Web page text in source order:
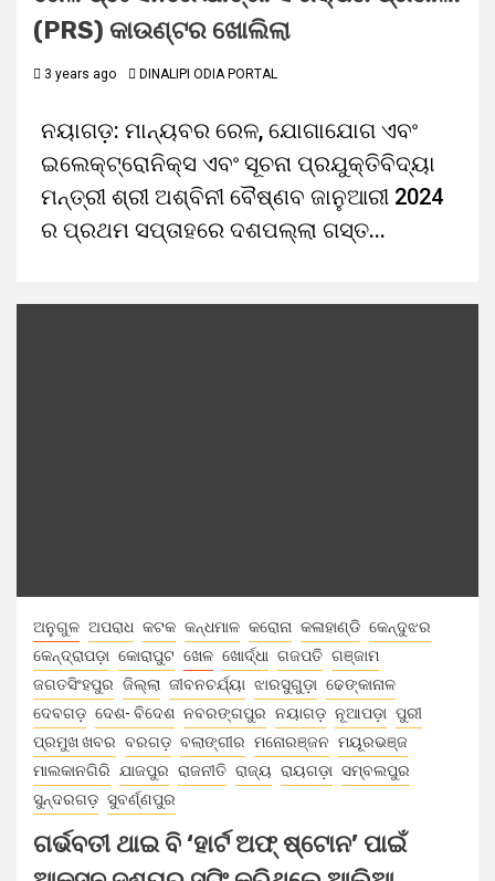
(PRS) କାଉଣ୍ଟର ଖୋଲିଲା
3 years ago DINALIPI ODIA PORTAL
ନୟାଗଡ଼: ମାନ୍ୟବର ରେଳ, ଯୋଗାଯୋଗ ଏବଂ
ଇଲେକ୍ଟ୍ରୋନିକ୍ସ ଏବଂ ସୂଚନା ପ୍ରଯୁକ୍ତିବିଦ୍ୟା
ମନ୍ତ୍ରୀ ଶ୍ରୀ ଅଶ୍ବିନୀ ବୈଷ୍ଣବ ଜାନୁଆରୀ 2024
ର ପ୍ରଥମ ସପ୍ତାହରେ ଦଶପଲ୍ଲା ଗସ୍ତ...
ଅନୁଗୁଳ ଅପରାଧ କଟକ କନ୍ଧମାଳ କରୋନା କଳାହାଣ୍ଡି କେନ୍ଦୁଝର
କେନ୍ଦ୍ରାପଡ଼ା କୋରାପୁଟ ଖେଳ ଖୋର୍ଦ୍ଧା ଗଜପତି ଗଞ୍ଜାମ
ଜଗତସିଂହପୁର ଜିଲ୍ଲା ଜୀବନଚର୍ଯ୍ୟା ଝାରସୁଗୁଡ଼ା ଢେଙ୍କାନାଳ
ଦେବଗଡ଼ ଦେଶ- ବିଦେଶ ନବରଙ୍ଗପୁର ନୟାଗଡ଼ ନୂଆପଡ଼ା ପୁରୀ
ପ୍ରମୁଖ ଖବର ବରଗଡ଼ ବଲାଙ୍ଗୀର ମନୋରଞ୍ଜନ ମୟୂରଭଞ୍ଜ
ମାଲକାନଗିରି ଯାଜପୁର ରାଜନୀତି ରାଜ୍ୟ ରାୟଗଡ଼ା ସମ୍ବଲପୁର
ସୁନ୍ଦରଗଡ଼ ସୁବର୍ଣ୍ଣପୁର
ଗର୍ଭବତୀ ଥାଇ ବି ‘ହାର୍ଟ ଅଫ୍ ଷ୍ଟୋନ’ ପାଇଁ